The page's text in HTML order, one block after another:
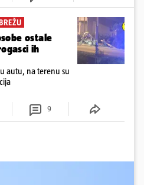
ostale
ih
autu, na terenu su
9